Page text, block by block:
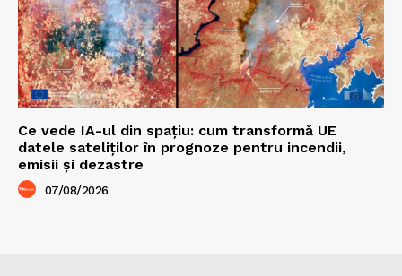
Ce vede IA-ul din spațiu: cum transformă UE
datele sateliților în prognoze pentru incendii,
emisii și dezastre
07/08/2026